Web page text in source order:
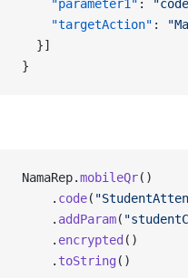
    "parameter1"
:
    "targetAction"
:
  }]
}
NamaRep.mobileQr()
    .
code(
    .
addParam(
    .
encrypted ()
    .
toString ()